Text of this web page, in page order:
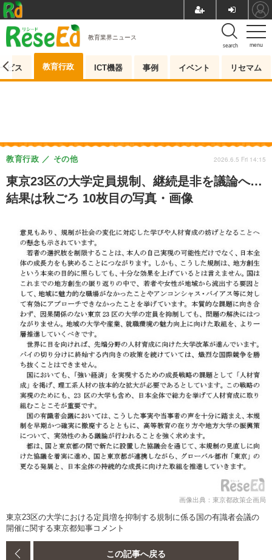
menu
search
教育業界ニュース
ビス 教育行政 ICT機器 事例 イベント リセマム
東京23区の大学定員規制、継続是非を議論へ…
結果は秋ごろ 10枚目の写真・画像
教育行政 その他 2026.6.5 Fri 14:15
画像出典：東京都政策企画局
東京23区の大学における定員増を抑制する規制に係る国の有識者会議の
開催に関する東京都知事コメント
この記事へ戻る